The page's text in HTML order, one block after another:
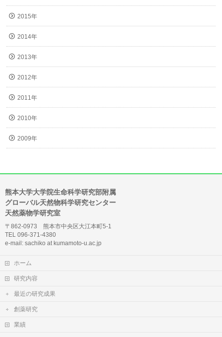
2015年
2014年
2013年
2012年
2011年
2010年
2009年
熊本大学大学院生命科学研究部附属
グローバル天然物科学研究センター
天然薬物学研究室
〒862-0973 熊本市中央区大江本町5-1
TEL 096-371-4380
e-mail: sachiko at kumamoto-u.ac.jp
ホーム
研究内容
最近の研究成果
創薬研究
業績